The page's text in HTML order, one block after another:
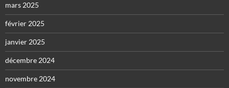
mars 2025
février 2025
janvier 2025
décembre 2024
novembre 2024